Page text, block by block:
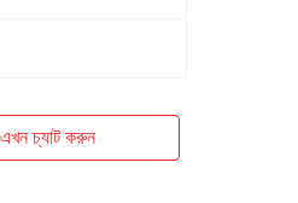
এখন চ্যাট করুন